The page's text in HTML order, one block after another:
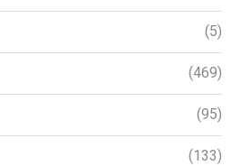
(5)
(469)
(95)
(133)